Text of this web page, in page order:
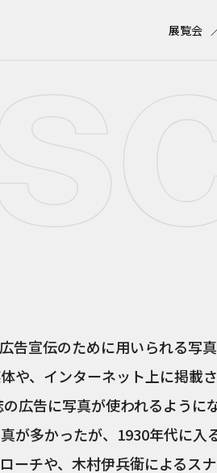
展覧会
告宣伝のために用いられる写
や、インターネット上に掲載
広告に写真が使われるように
が多かったが、1930年代に入る
ーチや、木村伊兵衛によるス